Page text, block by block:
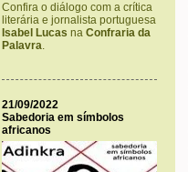
Confira o diálogo com a crítica
literária e jornalista portuguesa
Isabel Lucas na Confraria da
Palavra.
21/09/2022
Sabedoria em símbolos
africanos